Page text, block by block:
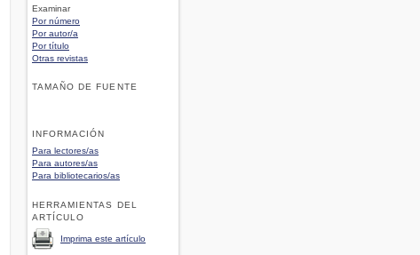
Examinar
Por número
Por autor/a
Por título
Otras revistas
TAMAÑO DE FUENTE
INFORMACIÓN
Para lectores/as
Para autores/as
Para bibliotecarios/as
HERRAMIENTAS DEL
ARTÍCULO
Imprima este artículo